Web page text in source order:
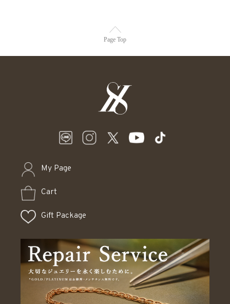
Page Top
My Page
Cart
Gift Package